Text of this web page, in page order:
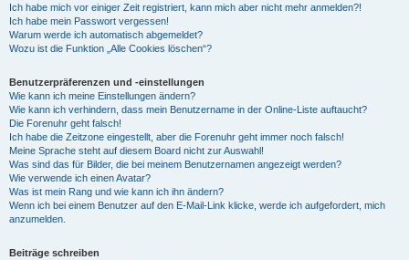
Ich habe mich vor einiger Zeit registriert, kann mich aber nicht mehr anmelden?!
Ich habe mein Passwort vergessen!
Warum werde ich automatisch abgemeldet?
Wozu ist die Funktion „Alle Cookies löschen“?
Benutzerpräferenzen und -einstellungen
Wie kann ich meine Einstellungen ändern?
Wie kann ich verhindern, dass mein Benutzername in der Online-Liste auftaucht?
Die Forenuhr geht falsch!
Ich habe die Zeitzone eingestellt, aber die Forenuhr geht immer noch falsch!
Meine Sprache steht auf diesem Board nicht zur Auswahl!
Was sind das für Bilder, die bei meinem Benutzernamen angezeigt werden?
Wie verwende ich einen Avatar?
Was ist mein Rang und wie kann ich ihn ändern?
Wenn ich bei einem Benutzer auf den E-Mail-Link klicke, werde ich aufgefordert, mich
anzumelden.
Beiträge schreiben